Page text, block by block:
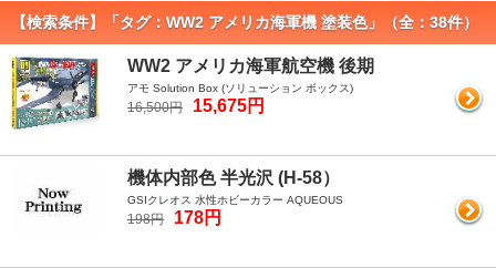
【検索条件】「タグ：WW2 アメリカ海軍機 塗装色」（全：38件）
WW2 アメリカ海軍航空機 後期
アモ Solution Box (ソリューション ボックス)
16,500円 15,675円
機体内部色 半光沢 (H-58）
GSIクレオス 水性ホビーカラー AQUEOUS
198円 178円